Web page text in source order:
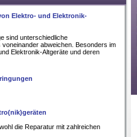
Elektro- und Elektronik-
sind unterschiedliche
abweichen. Besonders im
Elektronik-Altgeräte und deren
die Reparatur mit zahlreichen